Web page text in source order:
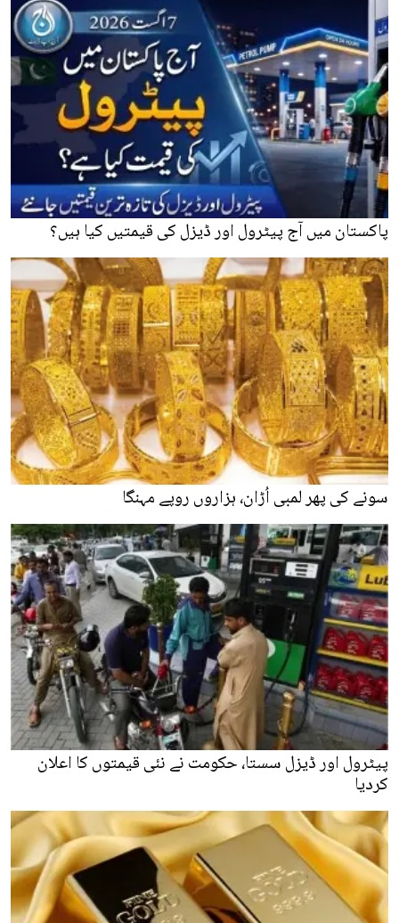
پاکستان میں آج پیٹرول اور ڈیزل کی قیمتیں کیا ہیں؟
سونے کی پھر لمبی اُڑان، ہزاروں روپے مہنگا
پیٹرول اور ڈیزل سستا، حکومت نے نئی قیمتوں کا اعلان
کردیا